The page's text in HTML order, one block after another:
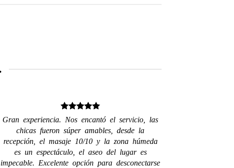
Gran experiencia. Nos encantó el servicio, las
chicas fueron súper amables, desde la
recepción, el masaje 10/10 y la zona húmeda
es un espectáculo, el aseo del lugar es
impecable. Excelente opción para desconectarse